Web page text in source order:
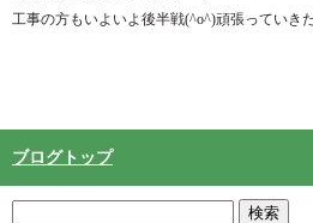
工事の方もいよいよ後半戦(^o^)頑張っていき
ブログトップ